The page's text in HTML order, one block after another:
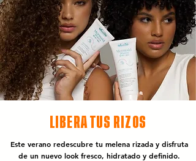
LIBERA TUS RIZOS
Este verano redescubre tu melena rizada y disfruta
de un nuevo look fresco, hidratado y definido.